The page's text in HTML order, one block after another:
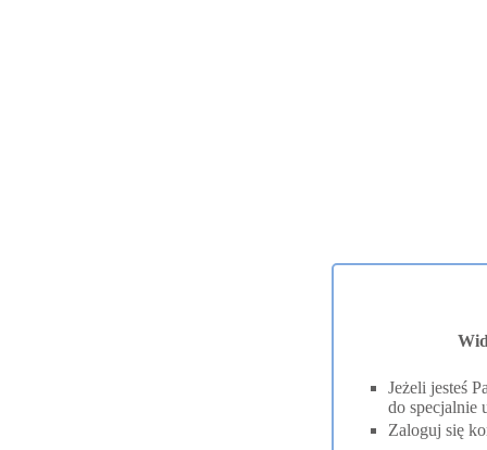
Jeżeli jesteś
do specjalnie
Zaloguj się